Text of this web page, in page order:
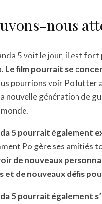
nous
5 voit le jour, il est
Le film pourrait se
pourrions voir Po lutter
nouvelle génération de
5 pourrait également
Po gère ses amitiés
de nouveaux
et de nouveaux défis
5 pourrait également